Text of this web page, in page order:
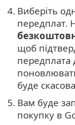
4. Виберіть
передплат.
щоб
передплата
буде
5. Вам буде
покупку в